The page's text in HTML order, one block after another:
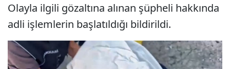
Olayla ilgili gözaltına alınan şüpheli hakkında
adli işlemlerin başlatıldığı bildirildi.